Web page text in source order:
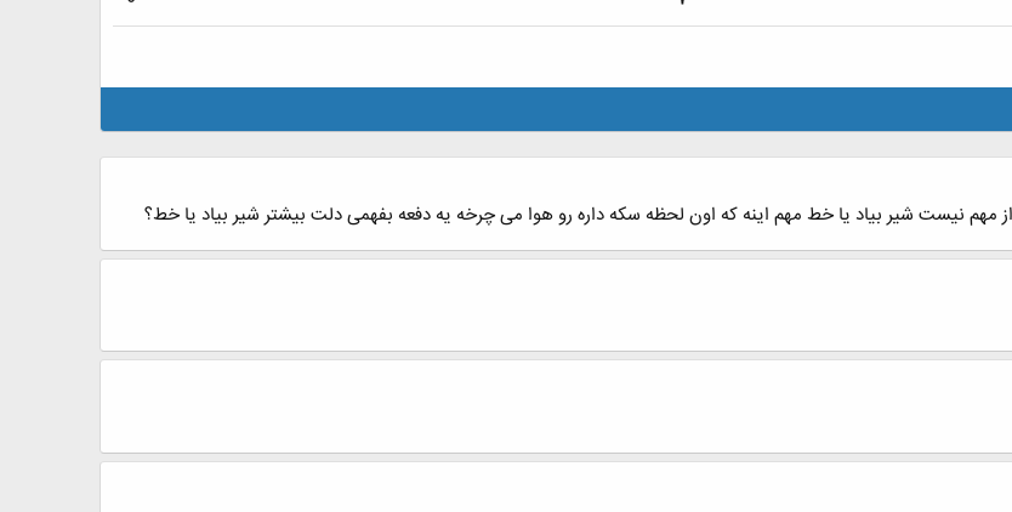
مهم نیست شیر بیاد یا خط مهم اینه که اون لحظه سکه داره رو هوا می چرخه یه دفعه بفهمی دلت بیشتر شیر بیاد یا خط؟